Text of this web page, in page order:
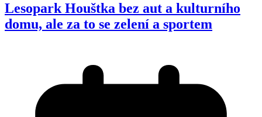
Lesopark Houštka bez aut a kulturního
domu, ale za to se zelení a sportem